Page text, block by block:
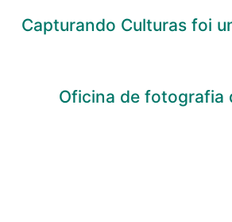
Capturando Culturas foi
Oficina de fotografia